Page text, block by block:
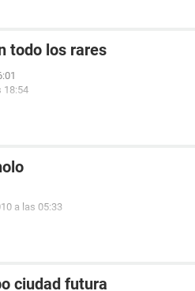
todo los rares
18:54
a las 05:33
ciudad futura